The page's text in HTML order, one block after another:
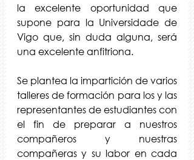
la excelente oportunidad que
supone para la Universidade de
Vigo que, sin duda alguna, será
una excelente anfitriona.
Se plantea la impartición de varios
talleres de formación para los y las
representantes de estudiantes con
el fin de preparar a nuestros
compañeros y nuestras
compañeras y su labor en cada